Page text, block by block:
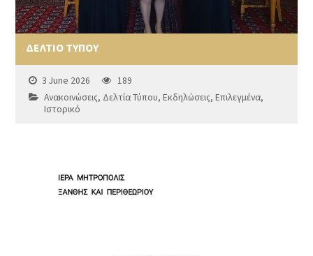
ΔΕΛΤΙΟ ΤΥΠΟΥ
3 June 2026
189
Ανακοινώσεις, Δελτία Τύπου,Εκδηλώσεις,Επιλεγμένα,
Ιστορικό